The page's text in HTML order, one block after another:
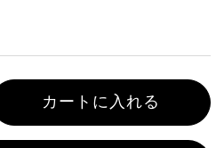
カートに入れる